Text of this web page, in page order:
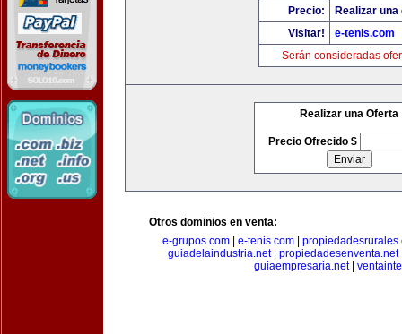
Precio:
Realizar
Visitar!
e-tenis.com
Serán consideradas
Realizar una Oferta
Precio Ofrecido $
Otros dominios en venta:
e-grupos.com
e-tenis.com
guiadelaindustria.net propiedadesenventa.net
guiaempresaria.net|